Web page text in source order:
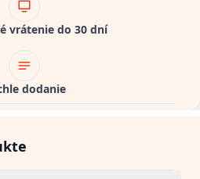
vrátenie do 30 dní
dodanie